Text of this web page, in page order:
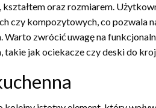
kształtem oraz rozmiarem.
czy kompozytowych, co pozwala
Warto zwrócić uwagę na
takie jak ociekacze czy deski do